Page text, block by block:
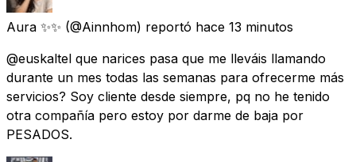
Aura ✨✨ (@Ainnhom) reportó hace 13 minutos
@euskaltel que narices pasa que me lleváis llamando
durante un mes todas las semanas para ofrecerme más
servicios? Soy cliente desde siempre, pq no he tenido
otra compañía pero estoy por darme de baja por
PESADOS.